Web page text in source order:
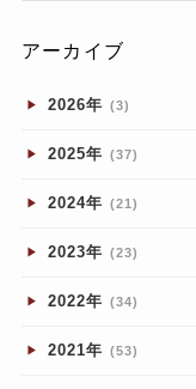
アーカイブ
2026年 (3)
2025年 (37)
2024年 (21)
2023年 (23)
2022年 (34)
2021年 (53)